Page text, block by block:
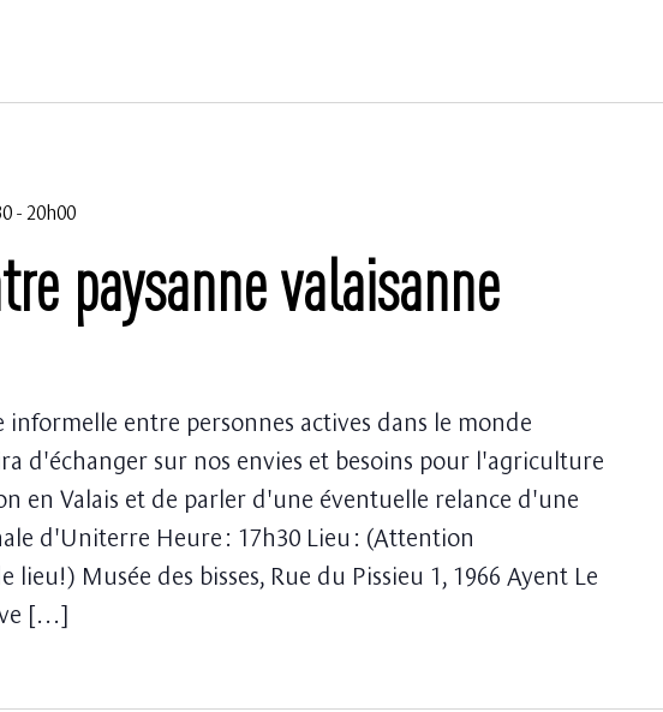
paysanne valaisanne
- 20h00
entre personnes actives dans le monde
d'échanger sur nos envies et besoins pour l'agriculture
en Valais et de parler d'une éventuelle relance d'une
d'Uniterre Heure : 17h30 Lieu : (Attention
lieu!) Musée des bisses, Rue du Pissieu 1, 1966 Ayent Le
[…]